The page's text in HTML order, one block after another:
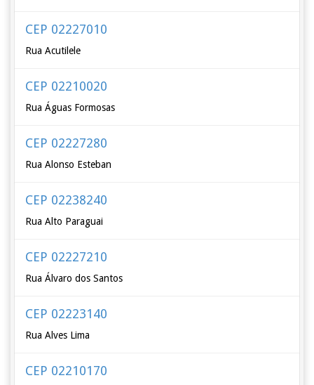
CEP 02227010
Rua Acutilele
CEP 02210020
Rua Águas Formosas
CEP 02227280
Rua Alonso Esteban
CEP 02238240
Rua Alto Paraguai
CEP 02227210
Rua Álvaro dos Santos
CEP 02223140
Rua Alves Lima
CEP 02210170